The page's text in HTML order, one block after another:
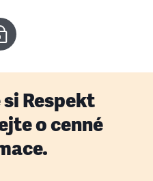
Respekt
o cenné